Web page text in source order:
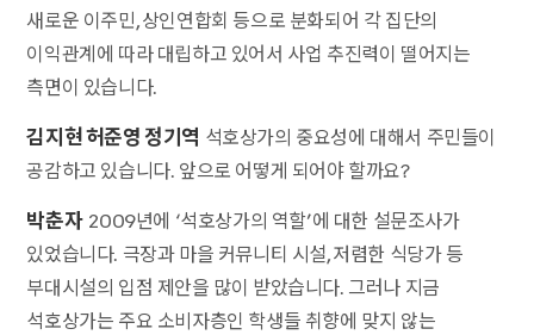
새로운 이주민, 상인연합회 등으로 분화되어 각 집단의
이익관계에 따라 대립하고 있어서 사업 추진력이 떨어지는
측면이 있습니다.
김지현 허준영 정기역 석호상가의 중요성에 대해서 주민들이
공감하고 있습니다. 앞으로 어떻게 되어야 할까요?
박춘자 2009년에 ‘석호상가의 역할’에 대한 설문조사가
있었습니다. 극장과 마을 커뮤니티 시설, 저렴한 식당가 등
부대시설의 입점 제안을 많이 받았습니다. 그러나 지금
석호상가는 주요 소비자층인 학생들 취향에 맞지 않는